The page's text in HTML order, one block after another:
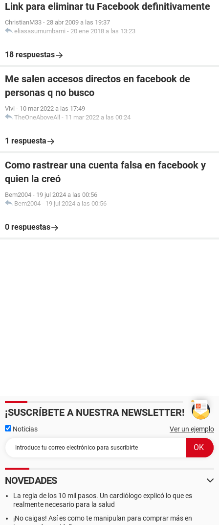
Link para eliminar tu Facebook definitivamente
ChristianM33 - 28 abr 2009 a las 19:37
eliasasumumbami - 20 ene 2018 a las 13:23
18 respuestas
Me salen accesos directos en facebook de
personas q no busco
Vivi - 10 mar 2022 a las 17:49
TheOneAboveAll - 11 mar 2022 a las 00:24
1 respuesta
Como rastrear una cuenta falsa en facebook y
quien la creó
Bem2004 - 19 jul 2024 a las 00:56
Bem2004 - 19 jul 2024 a las 00:56
0 respuestas
¡SUSCRÍBETE A NUESTRA NEWSLETTER!
Noticias Ver un ejemplo
NOVEDADES
La regla de los 10 mil pasos. Un cardiólogo explicó lo que es
realmente necesario para la salud
¡No caigas! Así es como te manipulan para comprar más en